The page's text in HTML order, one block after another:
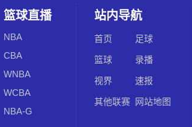
篮球直播
NBA
CBA
WNBA
WCBA
NBA-G
站内导航
首页 足球
篮球 录播
视界 速报
其他联赛 网站地图